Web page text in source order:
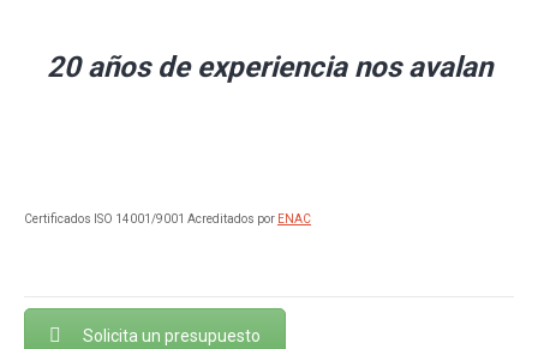
20 años de experiencia nos avalan
Certificados ISO 14001/9001 Acreditados por ENAC
Solicita un presupuesto